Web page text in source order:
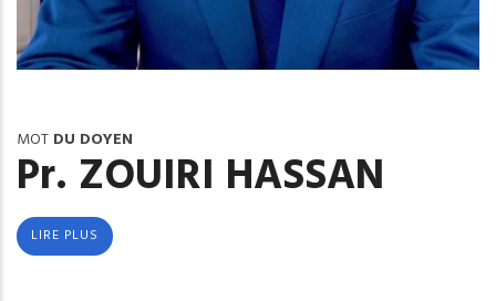
MOT DU DOYEN
Pr. ZOUIRI HASSAN
LIRE PLUS